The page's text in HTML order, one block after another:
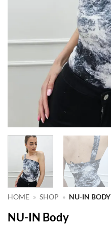
HOME » SHOP » NU-IN BODY
NU-IN Body